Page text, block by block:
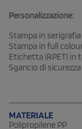
Personalizzazione:
Stampa in serigrafia
Stampa in full
Etichetta (RPET) in
Sgancio di
MATERIALE
Polipropilene PP